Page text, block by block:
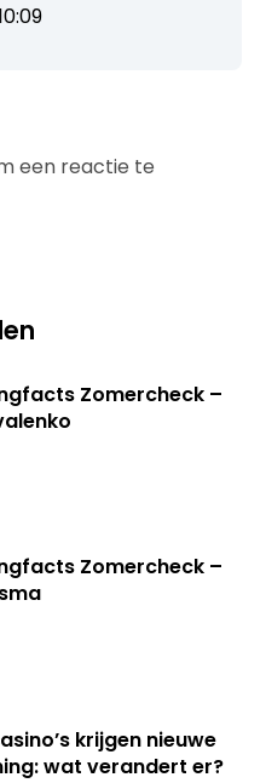
een reactie te
Zomercheck –
Zomercheck –
krijgen nieuwe
wat verandert er?